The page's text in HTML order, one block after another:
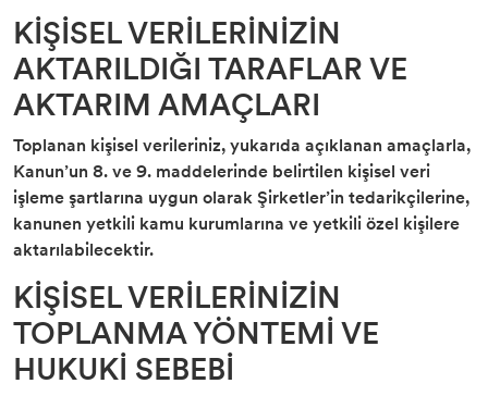
KİŞİSEL VERİLERİNİZİN
AKTARILDIĞI TARAFLAR VE
AKTARIM AMAÇLARI
Toplanan kişisel verileriniz, yukarıda açıklanan amaçlarla,
Kanun’un 8. ve 9. maddelerinde belirtilen kişisel veri
işleme şartlarına uygun olarak Şirketler’in tedarikçilerine,
kanunen yetkili kamu kurumlarına ve yetkili özel kişilere
aktarılabilecektir.
KİŞİSEL VERİLERİNİZİN
TOPLANMA YÖNTEMİ VE
HUKUKİ SEBEBİ